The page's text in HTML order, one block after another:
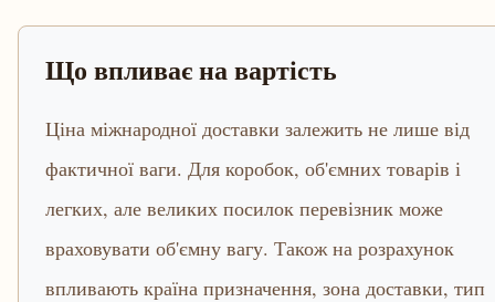
Що впливає на вартість
Ціна міжнародної доставки залежить не лише від
фактичної ваги. Для коробок, об'ємних товарів і
легких, але великих посилок перевізник може
враховувати об'ємну вагу. Також на розрахунок
впливають країна призначення, зона доставки, тип